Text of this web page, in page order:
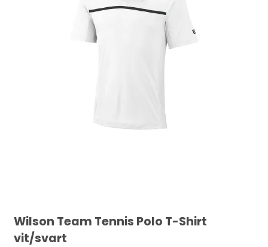
Wilson Team Tennis Polo T-Shirt
vit/svart